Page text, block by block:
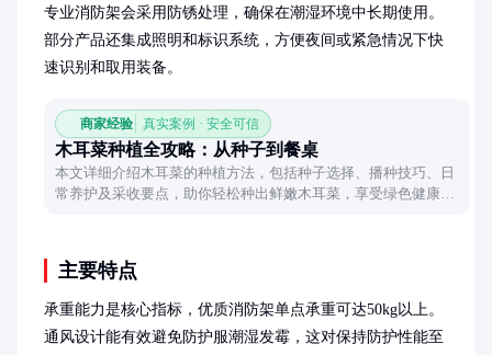
专业消防架会采用防锈处理，确保在潮湿环境中长期使用。
部分产品还集成照明和标识系统，方便夜间或紧急情况下快
速识别和取用装备。
商家经验 真实案例 · 安全可信
木耳菜种植全攻略：从种子到餐桌
本文详细介绍木耳菜的种植方法，包括种子选择、播种技巧、日
常养护及采收要点，助你轻松种出鲜嫩木耳菜，享受绿色健康生
主要特点
承重能力是核心指标，优质消防架单点承重可达50kg以上。
通风设计能有效避免防护服潮湿发霉，这对保持防护性能至